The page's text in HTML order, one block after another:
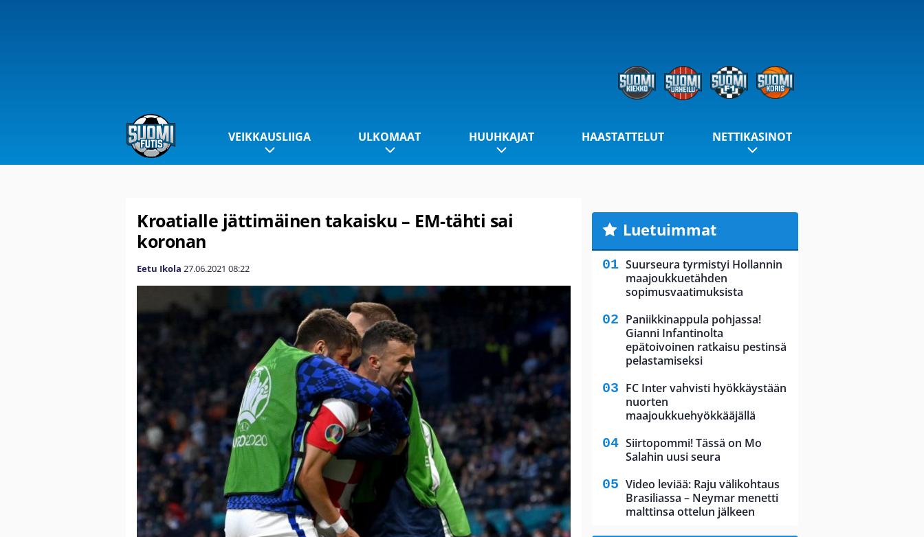
VEIKKAUSLIIGA ULKOMAAT HUUHKAJAT HAASTATTELUT NETTIKASINOT
Kroatialle jättimäinen takaisku – EM-tähti sai
koronan
Eetu Ikola 27.06.2021 08:22
Luetuimmat
Suurseura tyrmistyi Hollannin
maajoukkuetähden
sopimusvaatimuksista
Paniikkinappula pohjassa!
Gianni Infantinolta
epätoivoinen ratkaisu pestinsä
pelastamiseksi
FC Inter vahvisti hyökkäystään
nuorten
maajoukkuehyökkääjällä
Siirtopommi! Tässä on Mo
Salahin uusi seura
Video leviää: Raju välikohtaus
Brasiliassa – Neymar menetti
malttinsa ottelun jälkeen